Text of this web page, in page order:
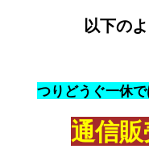
以下の
つりどうぐ一休
通信